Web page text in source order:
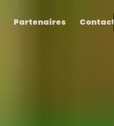
Partenaires Contact